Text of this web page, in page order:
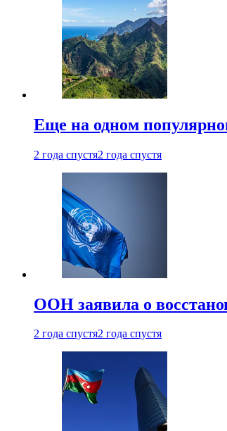
Еще на одном
2 года спустя2 года спустя
ООН заявила о
2 года спустя2 года спустя